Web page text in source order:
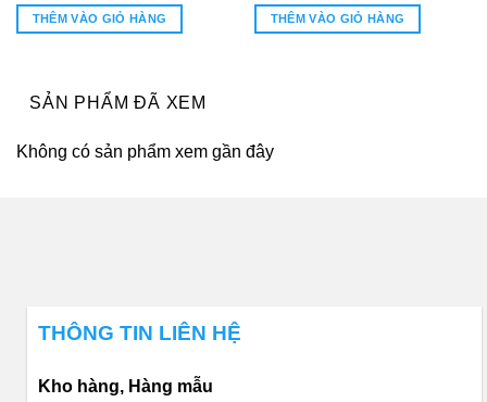
là:
926.640₫.
tại
là:
THÊM VÀO GIỎ HÀNG
là:
867.240₫.
tại
là:
THÊM VÀO GIỎ HÀNG
SẢN PHẨM ĐÃ XEM
Không có sản phẩm xem gần đây
THÔNG TIN LIÊN HỆ
Kho hàng, Hàng mẫu